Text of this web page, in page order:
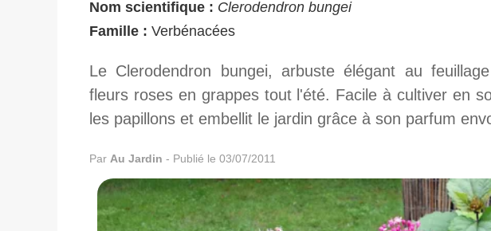
Nom scientifique : Clerodendron bungei
Famille : Verbénacées
Le Clerodendron bungei, arbuste élégant au
fleurs roses en grappes tout l'été. Facile à cultiver en
les papillons et embellit le jardin grâce à son parfum
Par Au Jardin - Publié le 03/07/2011